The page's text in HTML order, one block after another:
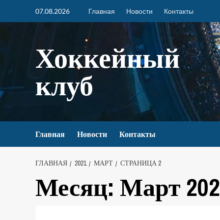
07.08.2026 Главная Новости Контакты
Хоккейный
клуб
Главная Новости Контакты
ГЛАВНАЯ 2021 МАРТ СТРАНИЦА 2
Месяц: Март